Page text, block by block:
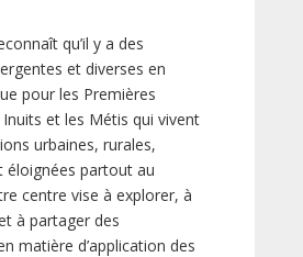
qu’il y a des
et diverses en
pour les Premières
et les Métis qui vivent
urbaines, rurales,
éloignées partout au
centre vise à explorer, à
à partager des
matière d’application des